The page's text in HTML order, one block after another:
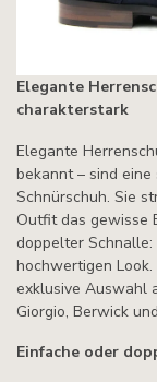
Elegante
charakterstark
Elegante
bekannt – sind
Schnürschuh. Sie
Outfit das gewisse
doppelter
hochwertigen
exklusive Auswahl
Giorgio, Berwick
Einfache oder